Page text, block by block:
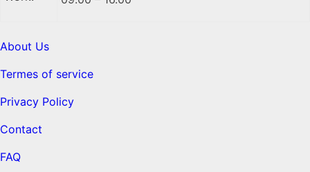
About Us
Termes of service
Privacy Policy
Contact
FAQ